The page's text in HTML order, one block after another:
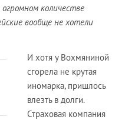
количестве
вообще не хотели
И хотя у Вохмяниной
сгорела не крутая
иномарка, пришлось
влезть в долги.
Страховая компания